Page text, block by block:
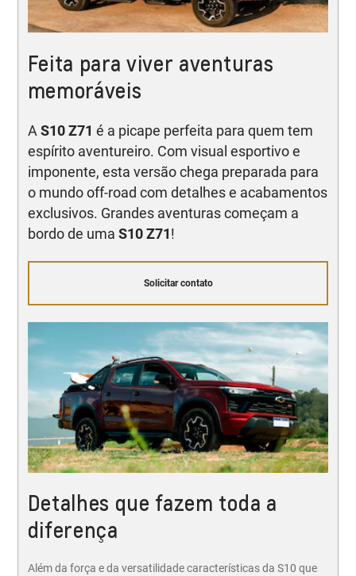
Feita para viver aventuras
memoráveis
A S10 Z71 é a picape perfeita para quem tem
espírito aventureiro. Com visual esportivo e
imponente, esta versão chega preparada para
o mundo off-road com detalhes e acabamentos
exclusivos. Grandes aventuras começam a
bordo de uma S10 Z71!
Solicitar contato
Detalhes que fazem toda a
diferença
Além da força e da versatilidade características da S10 que